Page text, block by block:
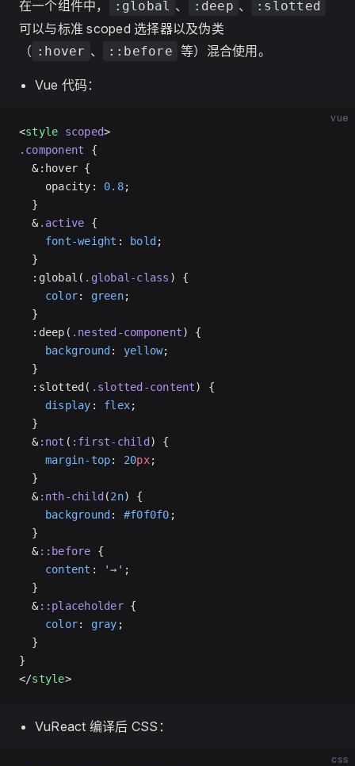
在一个组件中， :global 、 :deep 、 :slotted
可以与标准 scoped 选择器以及伪类
（ :hover 、 ::before 等）混合使用。
Vue 代码：
vue
<style scoped>
.component {
  &:hover {
    opacity:
0.8;
  }
  &
.active {
    font-weight
: bold ;
  }
  :global(
.global-class ) {
    color
: green;
  }
  :deep(
.nested-component) {
    background
: yellow;
  }
  :slotted(
.slotted-content) {
    display
: flex;
  }
  &
:not ( :first-child ) {
    margin-top
: 20px;
  }
  &
:nth-child (2n) {
    background
: #f0f0f0 ;
  }
  &
::before {
    content
: '→' ;
  }
  &
::placeholder {
    color
: gray ;
  }
}
</style>
VuReact 编译后 CSS：
css